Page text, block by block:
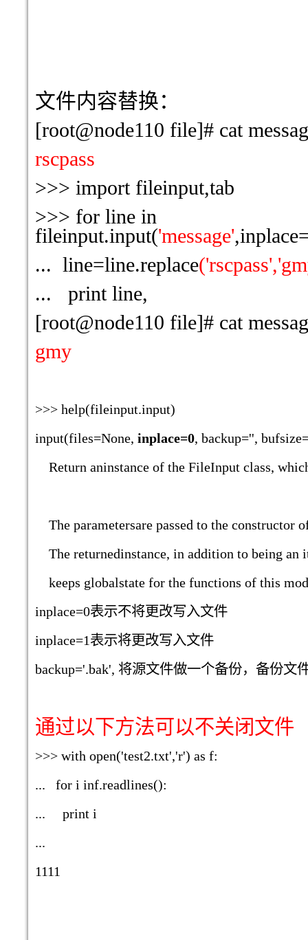
文件内容替换：
[root@node110 file]# cat
rscpass
>>> import fileinput,tab
>>> for line in
fileinput.input('message'
... line=line.replace
... print line,
[root@node110 file]# cat
gmy
>>> help(fileinput.input)
input(files=None, inplace=0, backup='',
Return aninstance of the FileInput class,
The parametersare passed to the constructor
The returnedinstance, in addition to being an
keeps globalstate for the functions of this
inplace=0表示不将更改写入文件
inplace=1表示将更改写入文件
backup='.bak', 将源文件做一个备份， 备份文
通过以下方法可以不关闭文件
>>> with open('test2.txt','r') as f:
... for i inf.readlines():
... print i
...
1111